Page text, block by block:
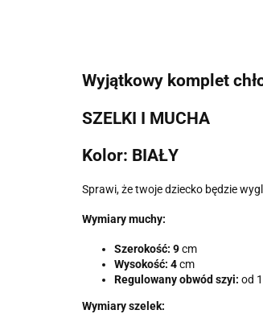
Wyjątkowy komplet
SZELKI I MUCHA
Kolor: BIAŁY
Sprawi, że twoje dziecko będzie
Wymiary muchy:
Szerokość: 9cm
Wysokość: 4cm
Regulowany obwód szyi: od
Wymiary szelek: